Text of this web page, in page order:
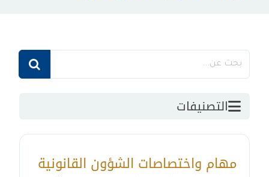
التصنيفات
مهام واختصاصات الشؤون القانونية